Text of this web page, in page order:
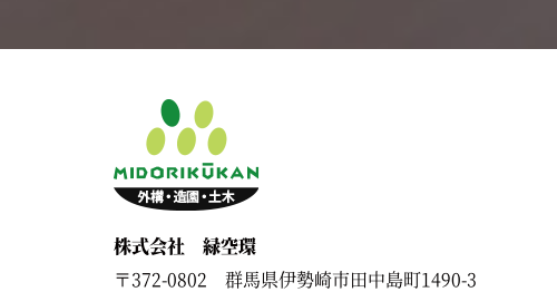
株式会社 緑空環
〒372-0802 群馬県伊勢崎市田中島町1490-3